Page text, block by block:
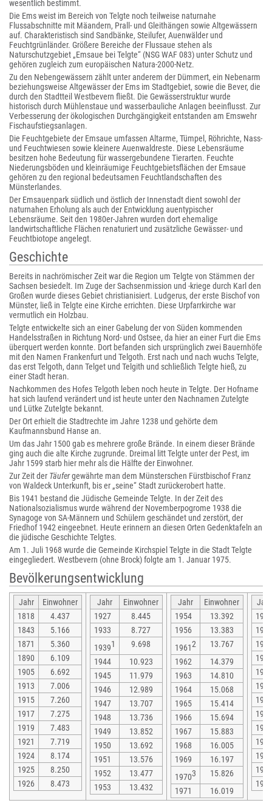
wesentlich bestimmt.
Die Ems weist im Bereich von Telgte noch teilweise naturnahe
Flussabschnitte mit Mäandern, Prall- und Gleithängen sowie Altgewässern
auf. Charakteristisch sind Sandbänke, Steilufer, Auenwälder und
Feuchtgrünländer. Größere Bereiche der Flussaue stehen als
Naturschutzgebiet „Emsaue bei Telgte“ (NSG WAF 083) unter Schutz und
gehören zugleich zum europäischen Natura-2000-Netz.
Zu den Nebengewässern zählt unter anderem der Dümmert, ein Nebenarm
beziehungsweise Altgewässer der Ems im Stadtgebiet, sowie die Bever, die
durch den Stadtteil Westbevern fließt. Die Gewässerstruktur wurde
historisch durch Mühlenstaue und wasserbauliche Anlagen beeinflusst. Zur
Verbesserung der ökologischen Durchgängigkeit entstanden am Emswehr
Fischaufstiegsanlagen.
Die Feuchtgebiete der Emsaue umfassen Altarme, Tümpel, Röhrichte, Nass-
und Feuchtwiesen sowie kleinere Auenwaldreste. Diese Lebensräume
besitzen hohe Bedeutung für wassergebundene Tierarten. Feuchte
Niederungsböden und kleinräumige Feuchtgebietsflächen der Emsaue
gehören zu den regional bedeutsamen Feuchtlandschaften des
Münsterlandes.
Der Emsauenpark südlich und östlich der Innenstadt dient sowohl der
naturnahen Erholung als auch der Entwicklung auentypischer
Lebensräume. Seit den 1980er-Jahren wurden dort ehemalige
landwirtschaftliche Flächen renaturiert und zusätzliche Gewässer- und
Feuchtbiotope angelegt.
Geschichte
Bereits in nachrömischer Zeit war die Region um Telgte von Stämmen der
Sachsen besiedelt. Im Zuge der Sachsenmission und -kriege durch Karl den
Großen wurde dieses Gebiet christianisiert. Ludgerus, der erste Bischof von
Münster, ließ in Telgte eine Kirche errichten. Diese Urpfarrkirche war
vermutlich ein Holzbau.
Telgte entwickelte sich an einer Gabelung der von Süden kommenden
Handelsstraßen in Richtung Nord- und Ostsee, da hier an einer Furt die Ems
überquert werden konnte. Dort befanden sich ursprünglich zwei Bauernhöfe
mit den Namen Frankenfurt und Telgoth. Erst nach und nach wuchs Telgte,
das erst Telgoth, dann Telget und Telgith und schließlich Telgte hieß, zu
einer Stadt heran.
Nachkommen des Hofes Telgoth leben noch heute in Telgte. Der Hofname
hat sich laufend verändert und ist heute unter den Nachnamen Zutelgte
und Lütke Zutelgte bekannt.
Der Ort erhielt die Stadtrechte im Jahre 1238 und gehörte dem
Kaufmannsbund Hanse an.
Um das Jahr 1500 gab es mehrere große Brände. In einem dieser Brände
ging auch die alte Kirche zugrunde. Dreimal litt Telgte unter der Pest, im
Jahr 1599 starb hier mehr als die Hälfte der Einwohner.
Zur Zeit der Täufergewährte man dem Münsterschen Fürstbischof Franz
von Waldeck Unterkunft, bis er „seine“ Stadt zurückerobert hatte.
Bis 1941 bestand die Jüdische Gemeinde Telgte. In der Zeit des
Nationalsozialismus wurde während der Novemberpogrome 1938 die
Synagoge von SA-Männern und Schülern geschändet und zerstört, der
Friedhof 1942 eingeebnet. Heute erinnern an diesen Orten Gedenktafeln an
die jüdische Geschichte Telgtes.
Am 1. Juli 1968 wurde die Gemeinde Kirchspiel Telgte in die Stadt Telgte
eingegliedert. Westbevern (ohne Brock) folgte am 1. Januar 1975.
Bevölkerungsentwicklung
Jahr
Einwohner
1818
4.437
1843
5.166
1871
5.360
1890
6.109
1905
6.692
1913
7.006
1915
7.260
1917
7.275
1919
7.483
1921
7.719
1924
8.174
1925
8.250
1926
8.473
Jahr
Einwohner
1927
8.445
1933
8.727
19391
9.698
1944
10.923
1945
11.979
1946
12.989
1947
13.707
1948
13.736
1949
13.852
1950
13.692
1951
13.576
1952
13.477
1953
13.432
Jahr
Einwohner
1954
13.392
1956
13.383
19612
13.767
1962
14.379
1963
14.810
1964
15.068
1965
15.414
1966
15.694
1967
15.883
1968
16.005
1969
16.197
19703
15.826
1971
16.019
Jahr
1972
1973
1974
1975
1976
1977
1978
1979
1980
1981
1982
1983
1984